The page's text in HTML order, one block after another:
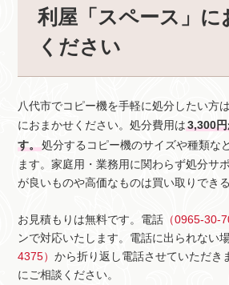
利屋「スペース」に
ください
八代市でコピー機を手軽に処分したい方
におまかせください。処分費用は3,300
す。処分するコピー機のサイズや種類な
ます。家庭用・業務用に関わらず処分サ
が良いものや高価なものは買い取りでき
お見積もりは無料です。電話 （0965-30-
ンで対応いたします。電話に出られない
4375）から折り返し電話させていただき
にご相談ください。